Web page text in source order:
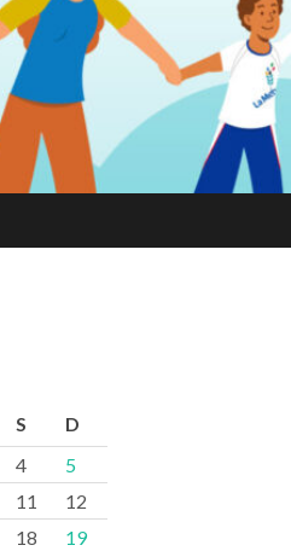
S D
4
5
11
12
18
19